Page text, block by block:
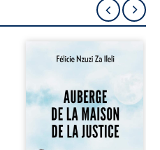
Auberge de la
récit-témoignage
consacré au
parcours
exemplaire de
Mbala Zi Nkuaku